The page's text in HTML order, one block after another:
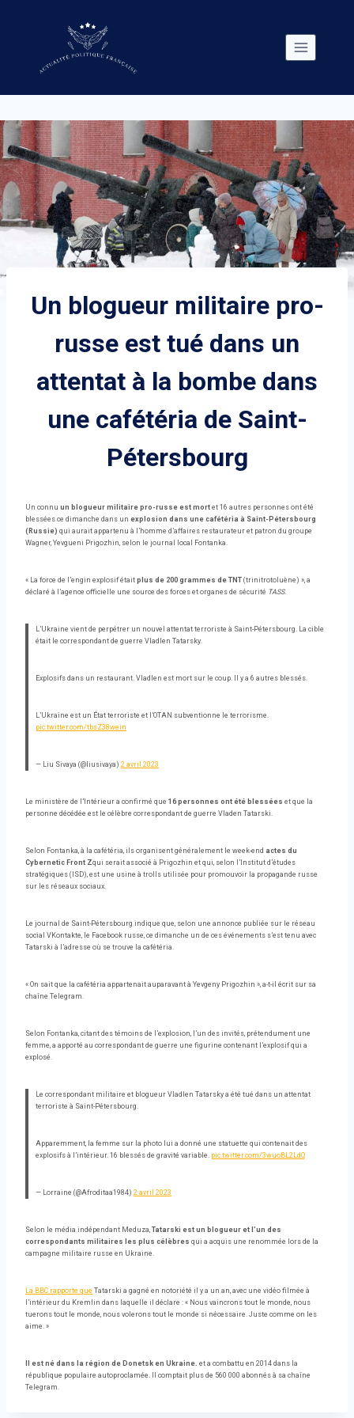
Un blogueur militaire pro-
russe est tué dans un
attentat à la bombe dans
une cafétéria de Saint-
Pétersbourg
Un connu un blogueur militaire pro-russe est mort et 16 autres personnes ont été
blessées ce dimanche dans un explosion dans une cafétéria à Saint-Pétersbourg
(Russie) qui aurait appartenu à l’homme d’affaires restaurateur et patron du groupe
Wagner, Yevgueni Prigozhin, selon le journal local Fontanka.
« La force de l’engin explosif était plus de 200 grammes de TNT (trinitrotoluène) », a
déclaré à l’agence officielle une source des forces et organes de sécurité TASS.
L’Ukraine vient de perpétrer un nouvel attentat terroriste à Saint-Pétersbourg. La cible
était le correspondant de guerre Vladlen Tatarsky.
Explosifs dans un restaurant. Vladlen est mort sur le coup. Il y a 6 autres blessés.
L’Ukraine est un État terroriste et l’OTAN subventionne le terrorisme.
pic.twitter.com/tbsZ38wein
— Liu Sivaya (@liusivaya) 2 avril 2023
Le ministère de l’Intérieur a confirmé que 16 personnes ont été blessées et que la
personne décédée est le célèbre correspondant de guerre Vladen Tatarski.
Selon Fontanka, à la cafétéria, ils organisent généralement le week-end actes du
Cybernetic Front Zqui serait associé à Prigozhin et qui, selon l’Institut d’études
stratégiques (ISD), est une usine à trolls utilisée pour promouvoir la propagande russe
sur les réseaux sociaux.
Le journal de Saint-Pétersbourg indique que, selon une annonce publiée sur le réseau
social VKontakte, le Facebook russe, ce dimanche un de ces événements s’est tenu avec
Tatarski à l’adresse où se trouve la cafétéria.
« On sait que la cafétéria appartenait auparavant à Yevgeny Prigozhin », a-t-il écrit sur sa
chaîne Telegram.
Selon Fontanka, citant des témoins de l’explosion, l’un des invités, prétendument une
femme, a apporté au correspondant de guerre une figurine contenant l’explosif qui a
explosé.
Le correspondant militaire et blogueur Vladlen Tatarsky a été tué dans un attentat
terroriste à Saint-Pétersbourg.
Apparemment, la femme sur la photo lui a donné une statuette qui contenait des
explosifs à l’intérieur. 16 blessés de gravité variable. pic.twitter.com/3wuoBL2LdQ
— Lorraine (@Afroditaa1984) 2 avril 2023
Selon le média indépendant Meduza,Tatarski est un blogueur et l’un des
correspondants militaires les plus célèbres qui a acquis une renommée lors de la
campagne militaire russe en Ukraine.
La BBC rapporte que Tatarski a gagné en notoriété il y a un an, avec une vidéo filmée à
l’intérieur du Kremlin dans laquelle il déclare : « Nous vaincrons tout le monde, nous
tuerons tout le monde, nous volerons tout le monde si nécessaire. Juste comme on les
aime. »
Il est né dans la région de Donetsk en Ukraine. et a combattu en 2014 dans la
république populaire autoproclamée. Il comptait plus de 560 000 abonnés à sa chaîne
Telegram.